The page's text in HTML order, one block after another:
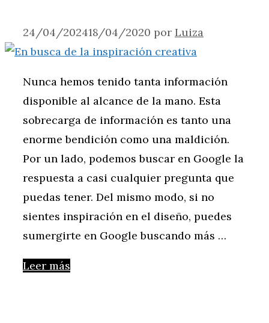
24/04/202418/04/2020 por Luiza
Nunca hemos tenido tanta información
disponible al alcance de la mano. Esta
sobrecarga de información es tanto una
enorme bendición como una maldición.
Por un lado, podemos buscar en Google la
respuesta a casi cualquier pregunta que
puedas tener. Del mismo modo, si no
sientes inspiración en el diseño, puedes
sumergirte en Google buscando más …
Leer más